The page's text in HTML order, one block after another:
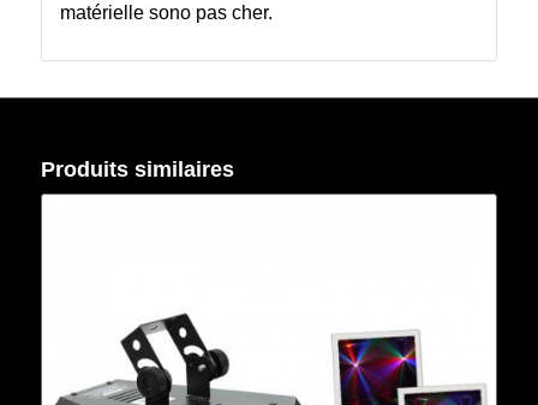
matérielle sono pas cher.
Produits similaires